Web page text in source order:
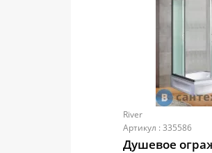
River
Артикул : 335586
Душевое